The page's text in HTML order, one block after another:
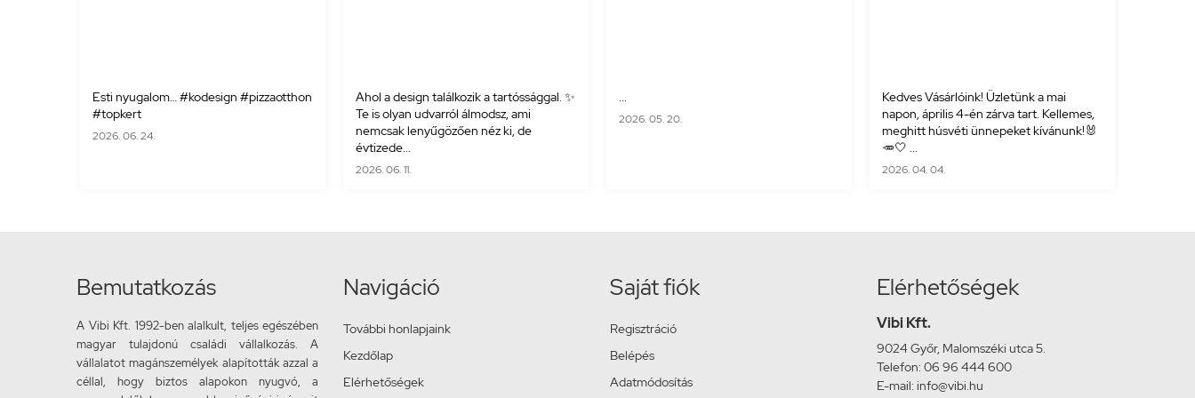
Esti nyugalom… #kodesign #pizzaotthon
#topkert
2026. 06. 24.
Ahol a design találkozik a tartóssággal. ✨
Te is olyan udvarról álmodsz, ami
nemcsak lenyűgözően néz ki, de
évtizede...
2026. 06. 11.
...
2026. 05. 20.
Kedves Vásárlóink! Üzletünk a mai
napon, április 4-én zárva tart. Kellemes,
meghitt húsvéti ünnepeket kívánunk!🐰
🥕🤍 ...
2026. 04. 04.
Bemutatkozás
A Vibi Kft. 1992-ben alalkult, teljes egészében
magyar tulajdonú családi vállalkozás. A
vállalatot magánszemélyek alapították azzal a
céllal, hogy biztos alapokon nyugvó, a
Navigáció
További honlapjaink
Kezdőlap
Elérhetőségek
Saját fiók
Regisztráció
Belépés
Adatmódosítás
Elérhetőségek
Vibi Kft.
9024 Győr, Malomszéki utca 5.
Telefon: 06 96 444 600
E-mail: info@vibi.hu